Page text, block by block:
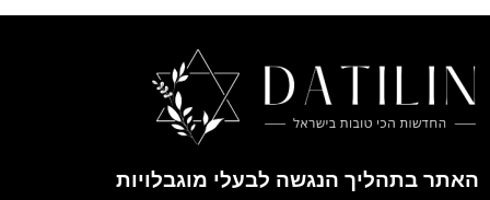
האתר בתהליך הנגשה לבעלי מוגבלויות